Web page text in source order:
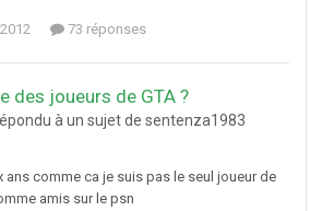
73 réponses
des joueurs de GTA ?
à un sujet de sentenza1983
ans comme ca je suis pas le seul joueur de
amis sur le psn